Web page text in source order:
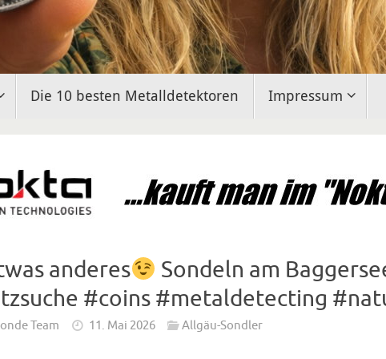
Die 10 besten Metalldetektoren Impressum
anderes
Sondeln am
#coins #metaldetecting
Team 11. Mai 2026 Allgäu-Sondler